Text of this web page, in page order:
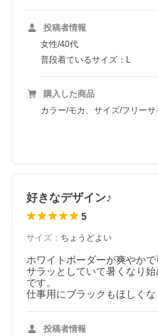
投稿者情報
女性/40代
普段着ているサイズ：L
購入した商品
カラー/モカ、サイズ/フリーサ
好きなデザイン♪
5
サイズ ： ちょうどよい
ホワイトボーダーが爽やか
サラッとしていて暑くなり
です。
仕事用にブラックもほしくな
投稿者情報